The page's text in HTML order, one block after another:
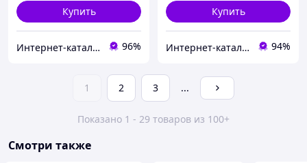
Купить
Интернет-ка​талог ски​д​​ок "ХО-РО-ШО!" 96%
Купить
Интернет-каталог скидок "Профит плюс" 94%
1 2 3 ...
Показано 1 - 29 товаров из 100+
Смотри также